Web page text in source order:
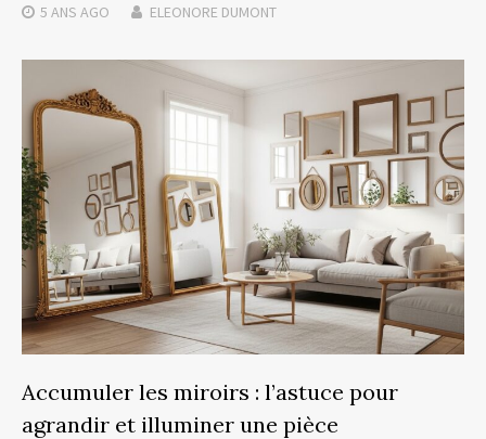
5 ANS AGO ELEONORE DUMONT
Accumuler les miroirs : l’astuce pour
agrandir et illuminer une pièce